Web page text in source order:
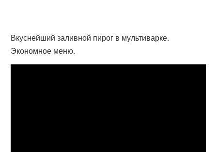
Вкуснейший заливной пирог в мультиварке.
Экономное меню.